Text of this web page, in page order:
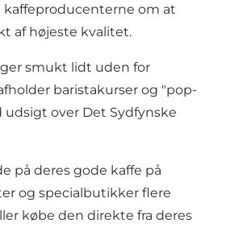
kaffeproducenterne om at
af højeste kvalitet.
smukt lidt uden for
baristakurser og "pop-
udsigt over Det Sydfynske
på deres gode kaffe på
og specialbutikker flere
købe den direkte fra deres